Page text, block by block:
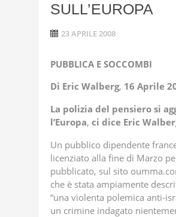
SULL’EUROPA
23 APRILE 2008
PUBBLICA E SOCCOMBI
Di Eric Walberg, 16 Aprile
La polizia del pensiero si
l’Europa, ci dice Eric
Un pubblico dipendente
licenziato alla fine di Marzo
pubblicato, sul sito
che è stata ampiamente
“una violenta polemica anti-
un crimine indagato